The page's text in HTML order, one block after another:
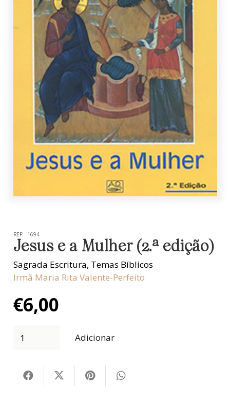
REF: 1694
Jesus e a Mulher (2.ª edição)
Sagrada Escritura, Temas Bíblicos
Irmã Maria Rita Valente-Perfeito
€6,00
Adicionar